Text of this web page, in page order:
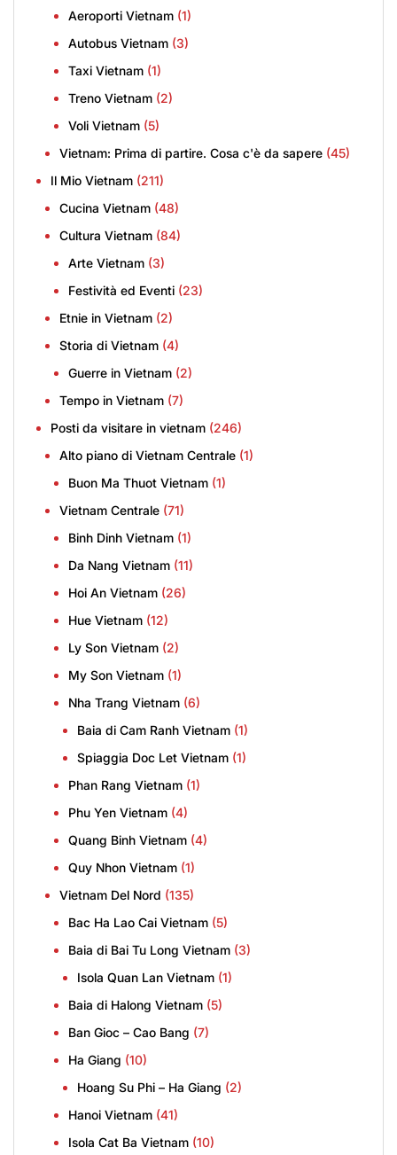
Aeroporti Vietnam (1)
Autobus Vietnam (3)
Taxi Vietnam (1)
Treno Vietnam (2)
Voli Vietnam (5)
Vietnam: Prima di partire. Cosa c'è da sapere (45)
Il Mio Vietnam (211)
Cucina Vietnam (48)
Cultura Vietnam (84)
Arte Vietnam (3)
Festività ed Eventi (23)
Etnie in Vietnam (2)
Storia di Vietnam (4)
Guerre in Vietnam (2)
Tempo in Vietnam (7)
Posti da visitare in vietnam (246)
Alto piano di Vietnam Centrale (1)
Buon Ma Thuot Vietnam (1)
Vietnam Centrale (71)
Binh Dinh Vietnam (1)
Da Nang Vietnam (11)
Hoi An Vietnam (26)
Hue Vietnam (12)
Ly Son Vietnam (2)
My Son Vietnam (1)
Nha Trang Vietnam (6)
Baia di Cam Ranh Vietnam (1)
Spiaggia Doc Let Vietnam (1)
Phan Rang Vietnam (1)
Phu Yen Vietnam (4)
Quang Binh Vietnam (4)
Quy Nhon Vietnam (1)
Vietnam Del Nord (135)
Bac Ha Lao Cai Vietnam (5)
Baia di Bai Tu Long Vietnam (3)
Isola Quan Lan Vietnam (1)
Baia di Halong Vietnam (5)
Ban Gioc – Cao Bang (7)
Ha Giang (10)
Hoang Su Phi – Ha Giang (2)
Hanoi Vietnam (41)
Isola Cat Ba Vietnam (10)